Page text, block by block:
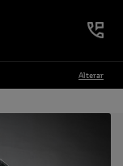
Alterar